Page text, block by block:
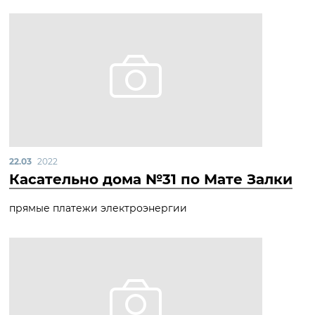
22.03 2022
Касательно дома №31 по Мате Залки
прямые платежи электроэнергии